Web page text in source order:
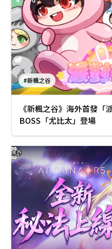
#新楓之谷
《新楓之谷》海外首發「
BOSS「尤比太」登場